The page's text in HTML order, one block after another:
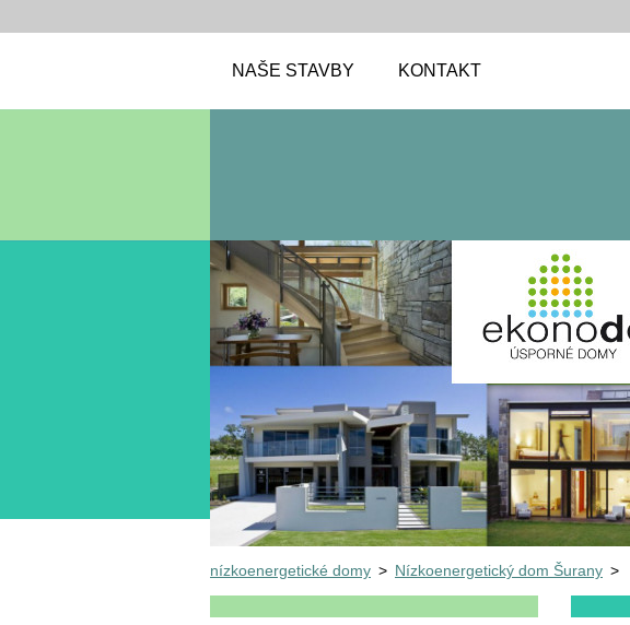
NAŠE STAVBY KONTAKT
nízkoenergetické domy > Nízkoenergetický dom Šurany >